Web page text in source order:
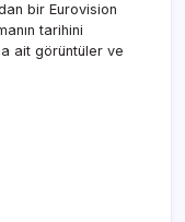
bir Eurovision
tarihini
ait görüntüler ve